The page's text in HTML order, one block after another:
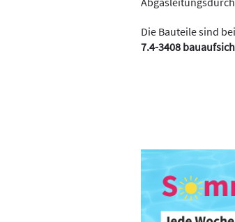
Die Bauteile sind
7.4-3408